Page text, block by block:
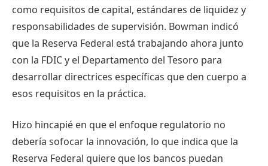
como requisitos de capital, estándares de liquidez y
responsabilidades de supervisión. Bowman indicó
que la Reserva Federal está trabajando ahora junto
con la FDIC y el Departamento del Tesoro para
desarrollar directrices específicas que den cuerpo a
esos requisitos en la práctica.
Hizo hincapié en que el enfoque regulatorio no
debería sofocar la innovación, lo que indica que la
Reserva Federal quiere que los bancos puedan